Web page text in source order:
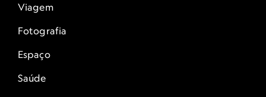
Viagem
Fotografia
Espaço
Saúde